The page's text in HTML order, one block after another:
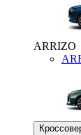
ARRIZO